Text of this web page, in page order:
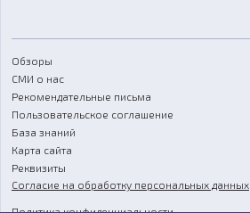
Обзоры
СМИ о нас
Рекомендательные письма
Пользовательское соглашение
База знаний
Карта сайта
Реквизиты
Согласие на обработку персональных данных